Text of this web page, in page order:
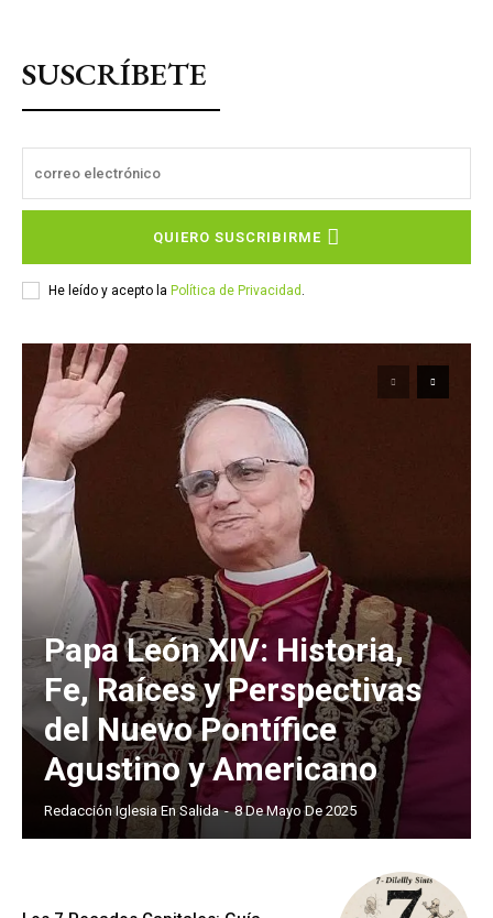
SUSCRÍBETE
QUIERO SUSCRIBIRME
He leído y acepto la Política de Privacidad
Papa León XIV: Historia,
Fe, Raíces y Perspectivas
del Nuevo Pontífice
Agustino y Americano
Redacción Iglesia En Salida - 8 De Mayo De 2025